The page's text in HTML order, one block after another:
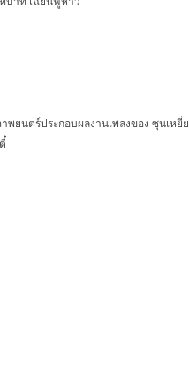
พยนตร์ประกอบผลงานเพลงของ ซุนเหยี่